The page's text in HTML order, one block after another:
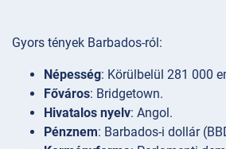
Gyors tények Barbados-ról:
Népesség: Körülbelül 281 000
Főváros: Bridgetown.
Hivatalos nyelv: Angol.
Pénznem: Barbados-i dollár